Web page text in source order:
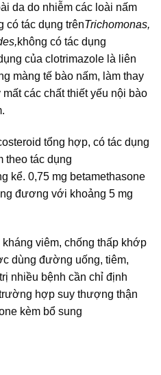
da do nhiễm các loài nấm
có tác dụng trênTrichomonas,
không có tác dụng
của clotrimazole là liên
màng tế bào nấm, làm thay
các chất thiết yếu nội bào
tổng hợp, có tác dụng
theo tác dụng
kể. 0,75 mg betamethasone
đương với khoảng 5 mg
viêm, chống thấp khớp
dùng đường uống, tiêm,
nhiều bệnh cần chỉ định
hợp suy thượng thận
kèm bổ sung